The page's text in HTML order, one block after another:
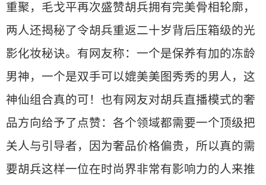
重聚，毛戈平再次盛赞胡兵拥有完美骨相轮廓，
两人还揭秘了令胡兵重返二十岁背后压箱级的光
影化妆秘诀。有网友称：一个是保养有加的冻龄
男神，一个是双手可以媲美美图秀秀的男人，这
神仙组合真的可！也有网友对胡兵直播模式的奢
品方向给予了点赞：各个领域都需要一个顶级把
关人与引导者，因为奢品价格偏贵，所以真的需
要胡兵这样一位在时尚界非常有影响力的人来推